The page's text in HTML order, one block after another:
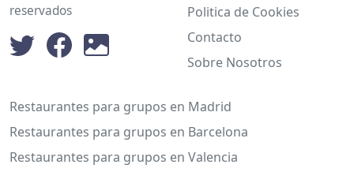
reservados
Politica de Cookies
Contacto
Sobre Nosotros
Restaurantes para grupos en Madrid
Restaurantes para grupos en Barcelona
Restaurantes para grupos en Valencia